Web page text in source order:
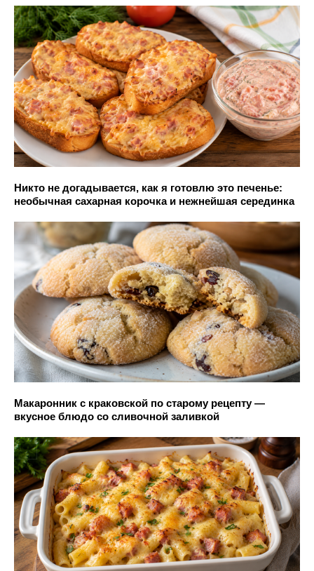
Никто не догадывается, как я готовлю это печенье:
необычная сахарная корочка и нежнейшая серединка
Макаронник с краковской по старому рецепту —
вкусное блюдо со сливочной заливкой